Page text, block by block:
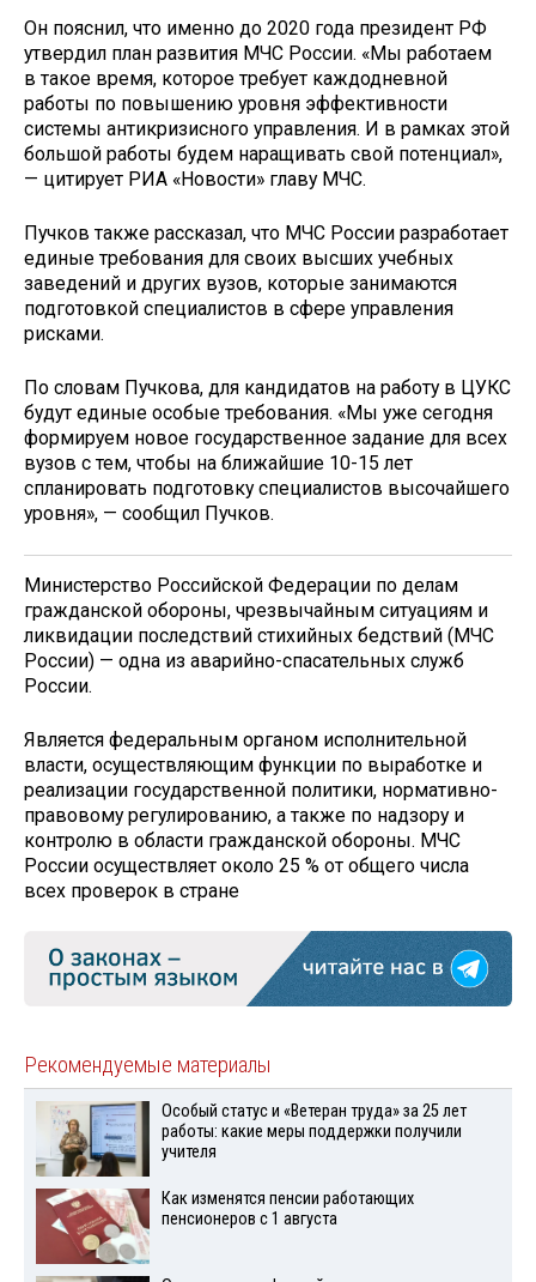
Он пояснил, что именно до 2020 года президент РФ
утвердил план развития МЧС России. «Мы работаем
в такое время, которое требует каждодневной
работы по повышению уровня эффективности
системы антикризисного управления. И в рамках этой
большой работы будем наращивать свой потенциал»,
— цитирует РИА «Новости» главу МЧС.
Пучков также рассказал, что МЧС России разработает
единые требования для своих высших учебных
заведений и других вузов, которые занимаются
подготовкой специалистов в сфере управления
рисками.
По словам Пучкова, для кандидатов на работу в ЦУКС
будут единые особые требования. «Мы уже сегодня
формируем новое государственное задание для всех
вузов с тем, чтобы на ближайшие 10-15 лет
спланировать подготовку специалистов высочайшего
уровня», — сообщил Пучков.
Министерство Российской Федерации по делам
гражданской обороны, чрезвычайным ситуациям и
ликвидации последствий стихийных бедствий (МЧС
России) — одна из аварийно-спасательных служб
России.
Является федеральным органом исполнительной
власти, осуществляющим функции по выработке и
реализации государственной политики, нормативно-
правовому регулированию, а также по надзору и
контролю в области гражданской обороны. МЧС
России осуществляет около 25 % от общего числа
всех проверок в стране
Рекомендуемые материалы
Особый статус и «Ветеран труда» за 25 лет
работы: какие меры поддержки получили
учителя
Как изменятся пенсии работающих
пенсионеров с 1 августа